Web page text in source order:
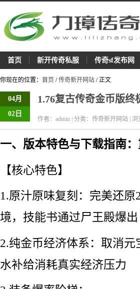
首页 新开传奇私服 传奇sf发布网
你现在的位置： 首页 /传奇新开网站 / 正文
04月
02日
1.76复古传奇金币版
作者：admin | 分类：传奇新开网站 | 浏
一、版本特色与下载指南
【核心特色】
1.原汁原味复刻：完美还
境，技能书通过尸王殿爆出
2.纯金币经济体系：取消
水补给消耗真实经济压力